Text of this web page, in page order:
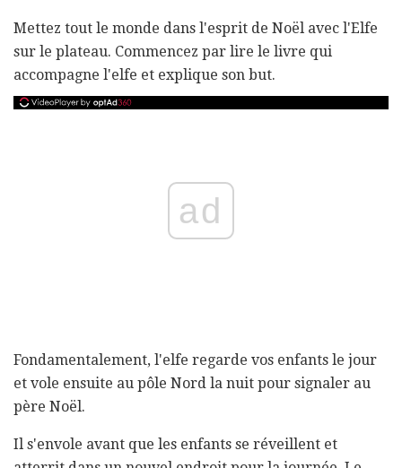
Mettez tout le monde dans l'esprit de Noël avec l'Elfe
sur le plateau. Commencez par lire le livre qui
accompagne l'elfe et explique son but.
ad
Fondamentalement, l'elfe regarde vos enfants le jour
et vole ensuite au pôle Nord la nuit pour signaler au
père Noël.
Il s'envole avant que les enfants se réveillent et